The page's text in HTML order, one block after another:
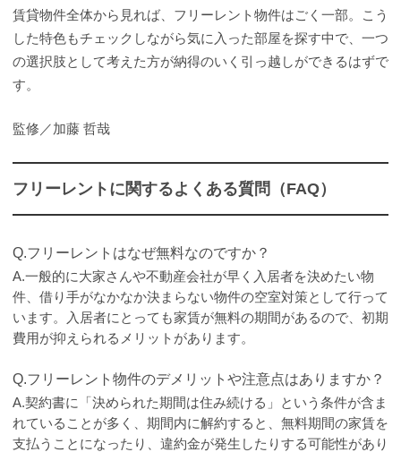
賃貸物件全体から見れば、フリーレント物件はごく一部。こう
した特色もチェックしながら気に入った部屋を探す中で、一つ
の選択肢として考えた方が納得のいく引っ越しができるはずで
す。
監修／加藤 哲哉
フリーレントに関するよくある質問（FAQ）
Q.フリーレントはなぜ無料なのですか？
A.一般的に大家さんや不動産会社が早く入居者を決めたい物
件、借り手がなかなか決まらない物件の空室対策として行って
います。入居者にとっても家賃が無料の期間があるので、初期
費用が抑えられるメリットがあります。
Q.フリーレント物件のデメリットや注意点はありますか？
A.契約書に「決められた期間は住み続ける」という条件が含ま
れていることが多く、期間内に解約すると、無料期間の家賃を
支払うことになったり、違約金が発生したりする可能性があり